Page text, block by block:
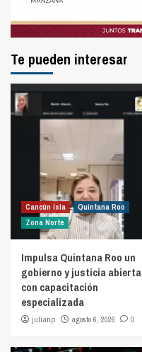
Te pueden interesar
Cancún isla
Quintana Roo
Zona Norte
Impulsa Quintana Roo un
gobierno y justicia abierta
con capacitación
especializada
julianp agosto 6, 2026 0